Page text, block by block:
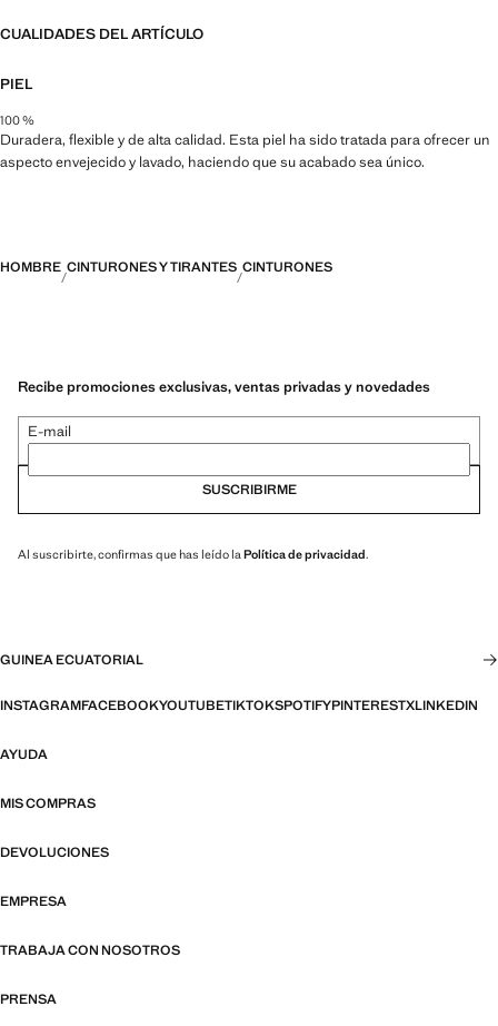
CUALIDADES DEL ARTÍCULO
PIEL
100 %
Duradera, flexible y de alta calidad. Esta piel ha sido tratada para ofrecer un
aspecto envejecido y lavado, haciendo que su acabado sea único.
HOMBRE CINTURONES Y TIRANTES CINTURONES
Recibe promociones exclusivas, ventas privadas y novedades
E-mail
SUSCRIBIRME
Al suscribirte, confirmas que has leído laPolítica de privacidad.
GUINEA ECUATORIAL
INSTAGRAMFACEBOOKYOUTUBETIKTOKSPOTIFYPINTERESTXLINKEDIN
AYUDA
MIS COMPRAS
DEVOLUCIONES
EMPRESA
TRABAJA CON NOSOTROS
PRENSA